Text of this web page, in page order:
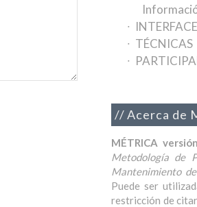
TÉCNICAS
Acerca de
MÉTRICA
Metodología de
Mantenimiento
Puede ser
restricción de